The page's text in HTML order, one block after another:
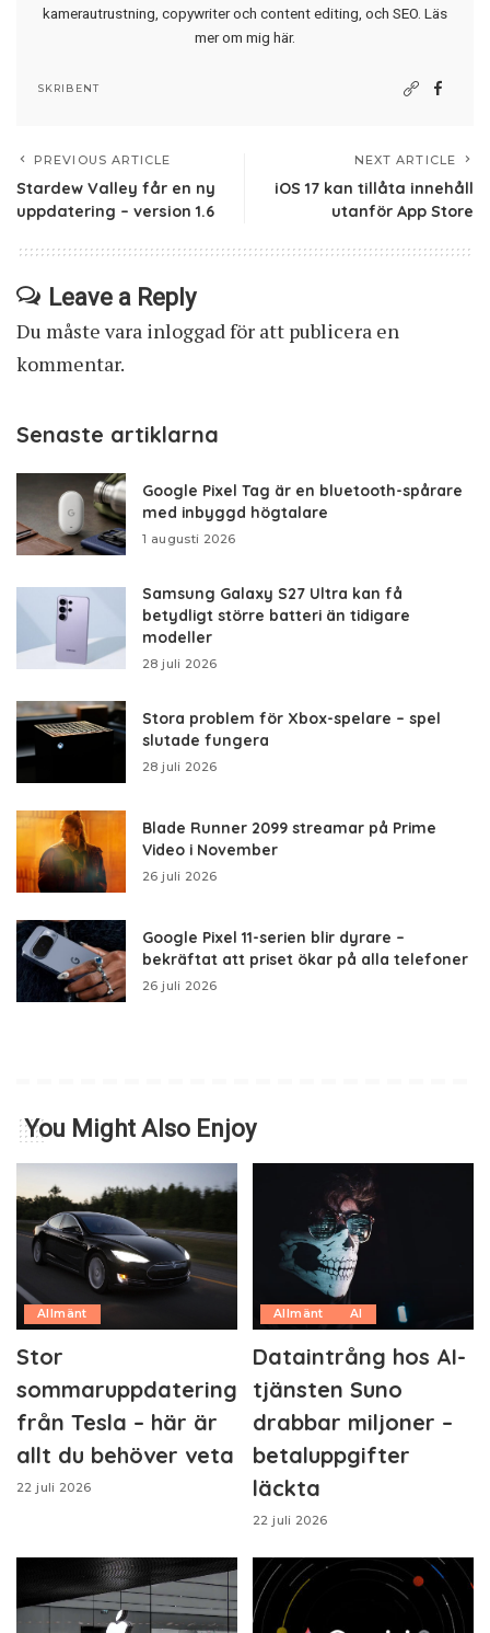
kamerautrustning, copywriter och content editing, och SEO. Läs
mer om mig här.
SKRIBENT
PREVIOUS ARTICLE
Stardew Valley får en ny
uppdatering – version 1.6
NEXT ARTICLE
iOS 17 kan tillåta innehåll
utanför App Store
Leave a Reply
Du måste vara inloggadför att publicera en
kommentar.
Senaste artiklarna
Google Pixel Tag är en bluetooth-spårare
med inbyggd högtalare
1 augusti 2026
Samsung Galaxy S27 Ultra kan få
betydligt större batteri än tidigare
modeller
28 juli 2026
Stora problem för Xbox-spelare – spel
slutade fungera
28 juli 2026
Blade Runner 2099 streamar på Prime
Video i November
26 juli 2026
Google Pixel 11-serien blir dyrare –
bekräftat att priset ökar på alla telefoner
26 juli 2026
You Might Also Enjoy
Allmänt
Stor
sommaruppdatering
från Tesla – här är
allt du behöver veta
22 juli 2026
Allmänt AI
Dataintrång hos AI-
tjänsten Suno
drabbar miljoner –
betaluppgifter
läckta
22 juli 2026